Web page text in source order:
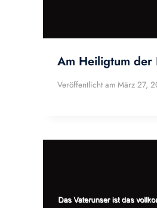
Am Heiligtum der
Veröffentlicht am März 27,